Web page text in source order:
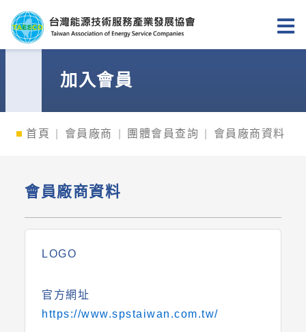
台灣能源技術服務產業發展協
加入會員
首頁 會員廠商 團體會員查詢 會員廠商資料
會員廠商資料
LOGO
官方網址
https://www.spstaiwan.com.tw/